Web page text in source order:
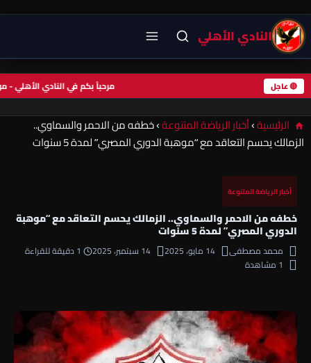
النادي الأهلي
🔴 عاجل مرحباً بكم في النادي
الرئيسية›أخبار الرياضة المتنوعة›خطفه من الاحمر والسماوي..
الزمالك يحسم التعاقد مع “موهبة الدوري المصري” لمدة 5 سنوات
أخبار الرياضة المتنوعة
خطفه من الاحمر والسماوي.. الزمالك يحسم التعاقد مع “موهبة
الدوري المصري” لمدة 5 سنوات
محمد مصطفى 14 مايو، 2025 14 سبتمبر، 2025
1 دقيقة للقراءة
1 مشاهدة